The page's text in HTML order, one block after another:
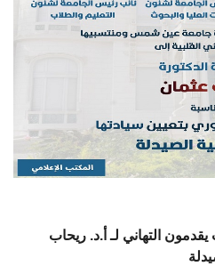
التهاني لـ أ.د. ريحاب